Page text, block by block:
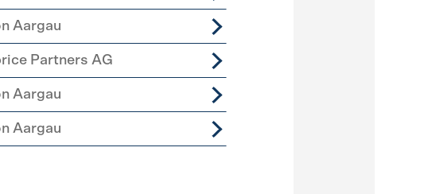
Aargau
Partners AG
Aargau
Aargau